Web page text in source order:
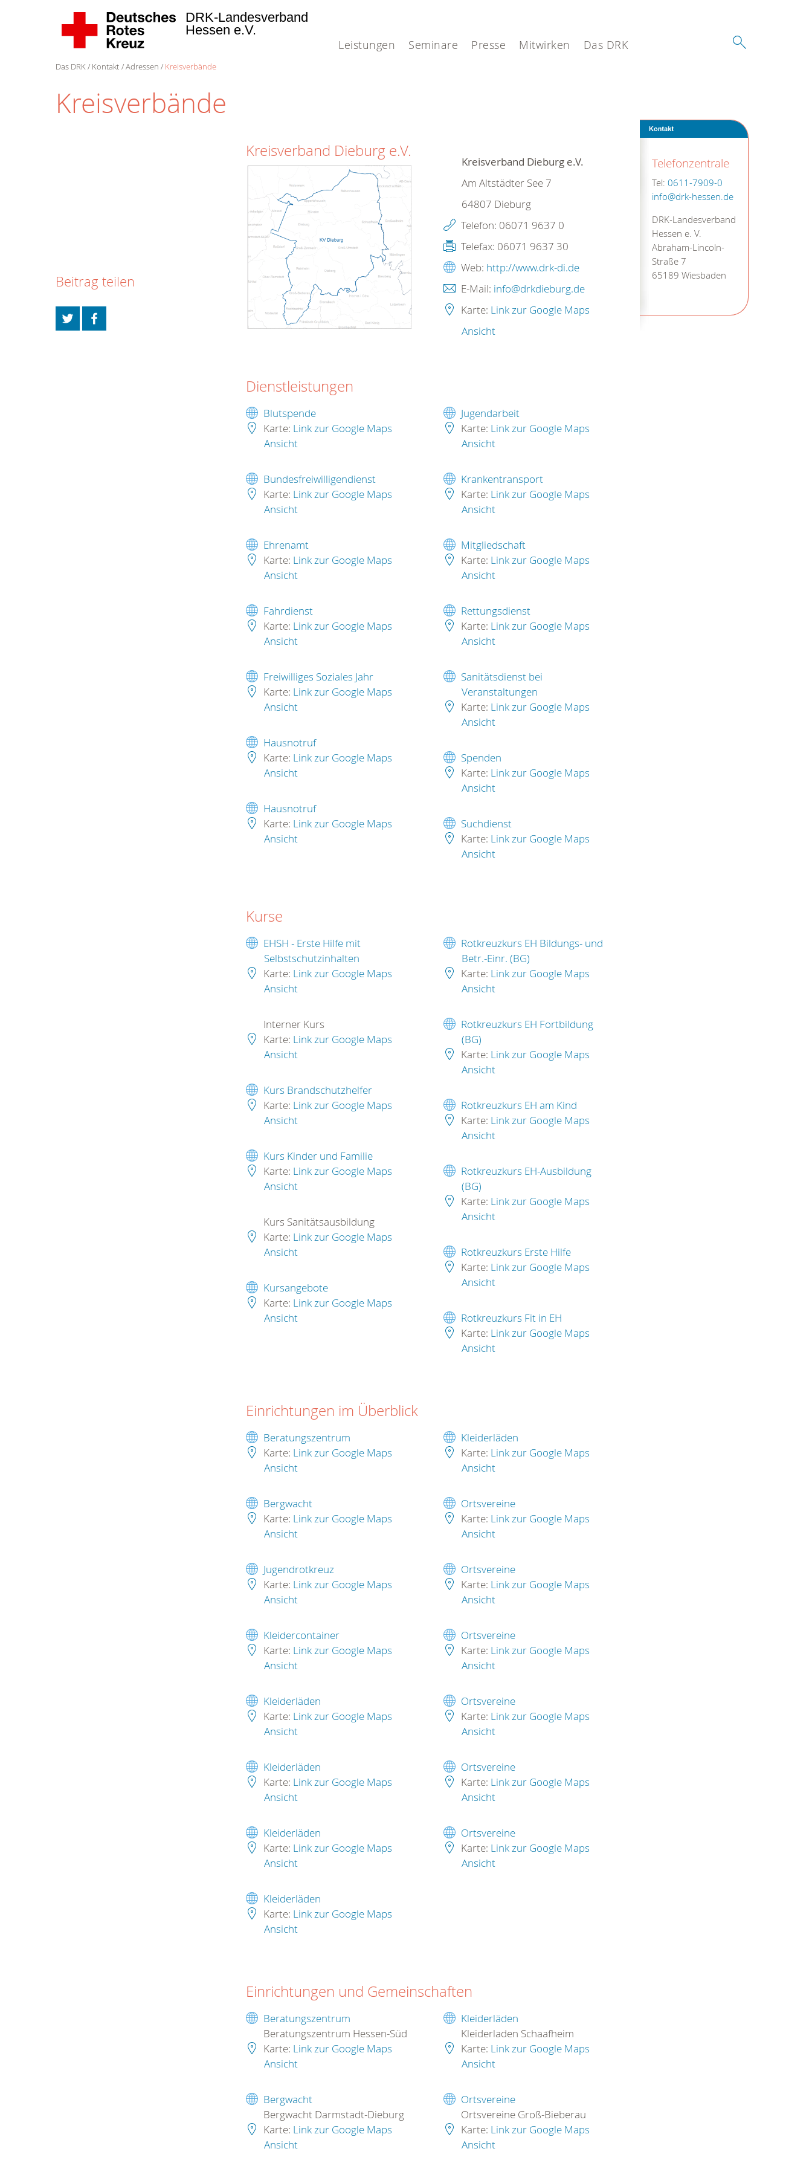
Leistungen Seminare Presse Mitwirken Das DRK
DRK-Landesverband
Hessen e.V.
Das DRK Kontakt Adressen Kreisverbände
Kreisverbände
Telefonzentrale
Tel: 0611-7909-0
info@drk-hessen.de
DRK-Landesverband
Hessen e. V.
Abraham-Lincoln-
Straße 7
65189 Wiesbaden
Kreisverband Dieburg e.V.
Kreisverband Dieburg e.V.
Am Altstädter See 7
64807 Dieburg
Telefon: 06071 9637 0
Telefax: 06071 9637 30
Web: http://www.drk-di.de
E-Mail: info@drkdieburg.de
Karte: Link zur Google Maps
Ansicht
Dienstleistungen
Blutspende
Karte: Link zur Google Maps
Ansicht
Bundesfreiwilligendienst
Karte: Link zur Google Maps
Ansicht
Ehrenamt
Karte: Link zur Google Maps
Ansicht
Fahrdienst
Karte: Link zur Google Maps
Ansicht
Freiwilliges Soziales Jahr
Karte: Link zur Google Maps
Ansicht
Hausnotruf
Karte: Link zur Google Maps
Ansicht
Hausnotruf
Karte: Link zur Google Maps
Ansicht
Jugendarbeit
Karte: Link zur Google Maps
Ansicht
Krankentransport
Karte: Link zur Google Maps
Ansicht
Mitgliedschaft
Karte: Link zur Google Maps
Ansicht
Rettungsdienst
Karte: Link zur Google Maps
Ansicht
Sanitätsdienst bei
Veranstaltungen
Karte: Link zur Google Maps
Ansicht
Spenden
Karte: Link zur Google Maps
Ansicht
Suchdienst
Karte: Link zur Google Maps
Ansicht
Kurse
EHSH - Erste Hilfe mit
Selbstschutzinhalten
Karte: Link zur Google Maps
Ansicht
Interner Kurs
Karte: Link zur Google Maps
Ansicht
Kurs Brandschutzhelfer
Karte: Link zur Google Maps
Ansicht
Kurs Kinder und Familie
Karte: Link zur Google Maps
Ansicht
Kurs Sanitätsausbildung
Karte: Link zur Google Maps
Ansicht
Kursangebote
Karte: Link zur Google Maps
Ansicht
Rotkreuzkurs EH Bildungs- und
Betr.-Einr. (BG)
Karte: Link zur Google Maps
Ansicht
Rotkreuzkurs EH Fortbildung
(BG)
Karte: Link zur Google Maps
Ansicht
Rotkreuzkurs EH am Kind
Karte: Link zur Google Maps
Ansicht
Rotkreuzkurs EH-Ausbildung
(BG)
Karte: Link zur Google Maps
Ansicht
Rotkreuzkurs Erste Hilfe
Karte: Link zur Google Maps
Ansicht
Rotkreuzkurs Fit in EH
Karte: Link zur Google Maps
Ansicht
Einrichtungen im Überblick
Beratungszentrum
Karte: Link zur Google Maps
Ansicht
Bergwacht
Karte: Link zur Google Maps
Ansicht
Jugendrotkreuz
Karte: Link zur Google Maps
Ansicht
Kleidercontainer
Karte: Link zur Google Maps
Ansicht
Kleiderläden
Karte: Link zur Google Maps
Ansicht
Kleiderläden
Karte: Link zur Google Maps
Ansicht
Kleiderläden
Karte: Link zur Google Maps
Ansicht
Kleiderläden
Karte: Link zur Google Maps
Ansicht
Kleiderläden
Karte: Link zur Google Maps
Ansicht
Ortsvereine
Karte: Link zur Google Maps
Ansicht
Ortsvereine
Karte: Link zur Google Maps
Ansicht
Ortsvereine
Karte: Link zur Google Maps
Ansicht
Ortsvereine
Karte: Link zur Google Maps
Ansicht
Ortsvereine
Karte: Link zur Google Maps
Ansicht
Ortsvereine
Karte: Link zur Google Maps
Ansicht
Einrichtungen und Gemeinschaften
Beratungszentrum
Beratungszentrum Hessen-Süd
Karte: Link zur Google Maps
Ansicht
Bergwacht
Bergwacht Darmstadt-Dieburg
Karte: Link zur Google Maps
Ansicht
Kleiderläden
Kleiderladen Schaafheim
Karte: Link zur Google Maps
Ansicht
Ortsvereine
Ortsvereine Groß-Bieberau
Karte: Link zur Google Maps
Ansicht
Beitrag teilen